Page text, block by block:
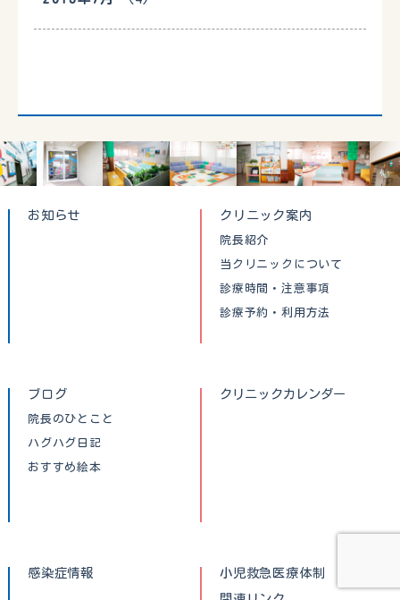
お知らせ クリニック案内
院長紹介
当クリニックについて
診療時間・注意事項
診療予約・利用方法
ブログ
院長のひとこと
ハグハグ日記
おすすめ絵本
クリニックカレンダー
感染症情報
小児救急医療体制